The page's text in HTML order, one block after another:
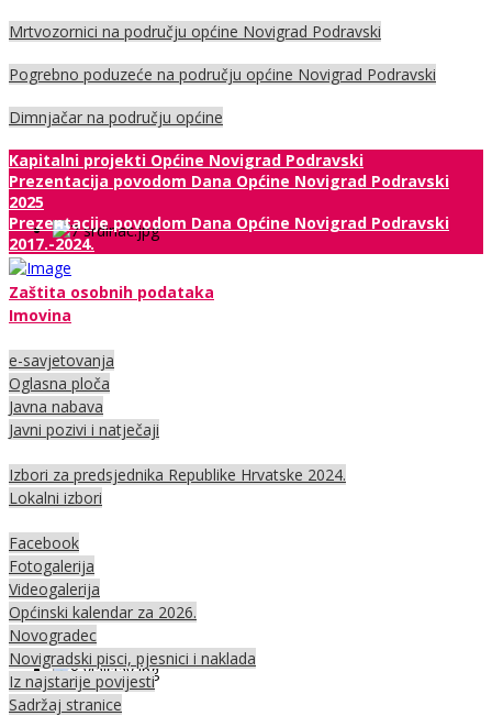
Mrtvozornici na području općine Novigrad Podravski
Pogrebno poduzeće na području općine Novigrad Podravski
Dimnjačar na području općine
Kapitalni projekti Općine Novigrad Podravski
Prezentacija povodom Dana Općine Novigrad Podravski
2025
Prezentacije povodom Dana Općine Novigrad Podravski
2017.-2024.
Zaštita osobnih podataka
Imovina
e-savjetovanja
Oglasna ploča
Javna nabava
Javni pozivi i natječaji
Izbori za predsjednika Republike Hrvatske 2024.
Lokalni izbori
Facebook
Fotogalerija
Videogalerija
Općinski kalendar za 2026.
Novogradec
Novigradski pisci, pjesnici i naklada
Iz najstarije povijesti
Sadržaj stranice